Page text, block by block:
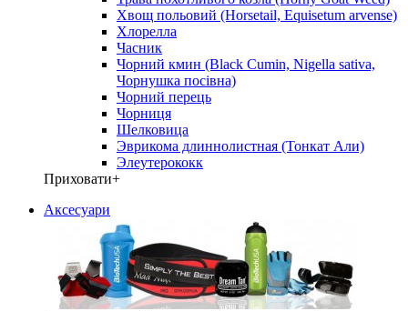
Хвощ польовий (Horsetail, Equisetum arvense)
Хлорелла
Часник
Чорний кмин (Black Cumin, Nigella sativa,
Чорнушка посівна)
Чорний перець
Чорниця
Шелковица
Эврикома длиннолистная (Тонкат Али)
Элеутерококк
Приховати+
Аксесуари